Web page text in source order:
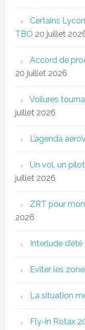
Certains
TBO 20 juillet
Accord de
20 juillet 2026
Voilures
juillet 2026
L’agenda
Un vol, un
juillet 2026
ZRT pour
2026
Interlude d’été
Eviter les
La situation
Fly-in Rotax